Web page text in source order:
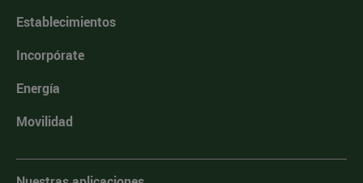
Establecimientos
Incorpórate
Energía
Movilidad